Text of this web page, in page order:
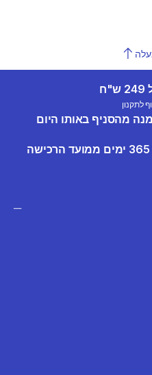
לתקנון
מהסניף באותו היום